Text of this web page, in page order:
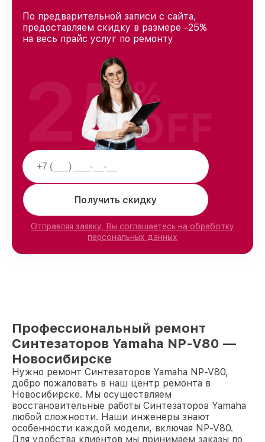
По предварительной записи с сайта,
предоставляем скидку в размере -25%
на весь прайс услуг по ремонту
Получить скидку
Отправляя заявку, Вы соглашаетесь на обработку
персональных данных
25%
OFF
Профессиональный ремонт
Синтезаторов Yamaha NP-V80 —
Новосибирске
Нужно ремонт Синтезаторов Yamaha NP-V80,
добро пожаловать в наш центр ремонта в
Новосибирске. Мы осуществляем
восстановительные работы Синтезаторов Yamaha
любой сложности. Наши инженеры знают
особенности каждой модели, включая NP-V80.
Для удобства клиентов мы принимаем заказы по